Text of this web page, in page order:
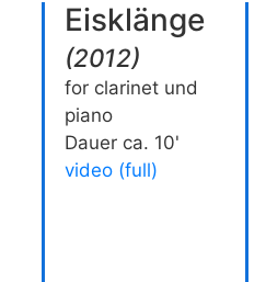
Eisklänge
(2012)
for clarinet und
piano
Dauer ca. 10'
video (full)